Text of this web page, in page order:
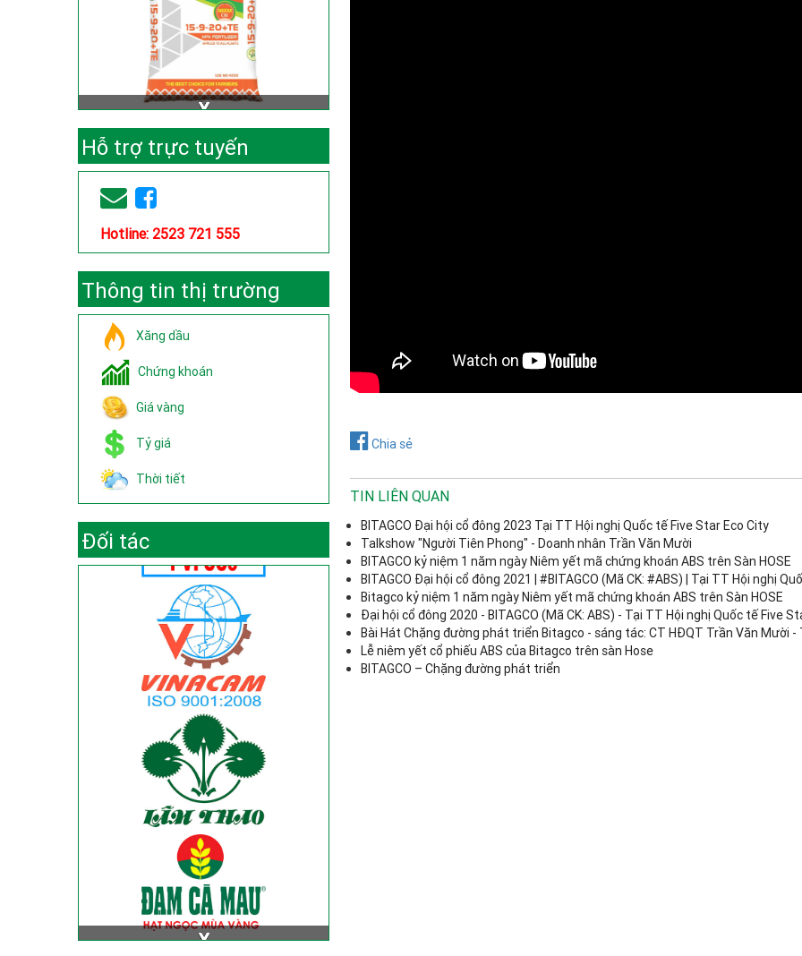
Hỗ trợ trực tuyến
Hotline: 2523 721 555
Thông tin thị trường
Xăng dầu
Chứng khoán
Giá vàng
Tỷ giá
Thời tiết
Đối tác
Chia sẻ
TIN LIÊN QUAN
BITAGCO Đại hội cổ đông 2023 Tại TT Hội nghị Quốc tế Five Star Eco City
Talkshow "Người Tiên Phong" - Doanh nhân Trần Văn Mười
BITAGCO kỷ niệm 1 năm ngày Niêm yết mã chứng khoán ABS trên Sàn HOSE
BITAGCO Đại hội cổ đông 2021 | #BITAGCO​​ (Mã CK: #ABS​​) | Tại TT Hội nghị
Bitagco kỷ niệm 1 năm ngày Niêm yết mã chứng khoán ABS trên Sàn HOSE
Đại hội cổ đông 2020 - BITAGCO (Mã CK: ABS) - Tại TT Hội nghị Quốc tế Five
Bài Hát Chặng đường phát triển Bitagco - sáng tác: CT HĐQT Trần Văn Mười -
Lễ niêm yết cổ phiếu ABS của Bitagco trên sàn Hose
BITAGCO – Chặng đường phát triển